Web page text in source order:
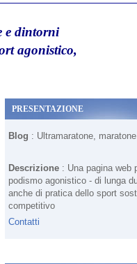
e dintorni
agonistico,
PRESENTAZIONE
Blog : Ultramaratone,
Descrizione : Una pagina web
podismo agonistico - di lunga
anche di pratica dello sport
competitivo
Contatti